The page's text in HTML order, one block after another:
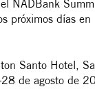
NADBank
próximos días
Santo Hotel,
de agosto de